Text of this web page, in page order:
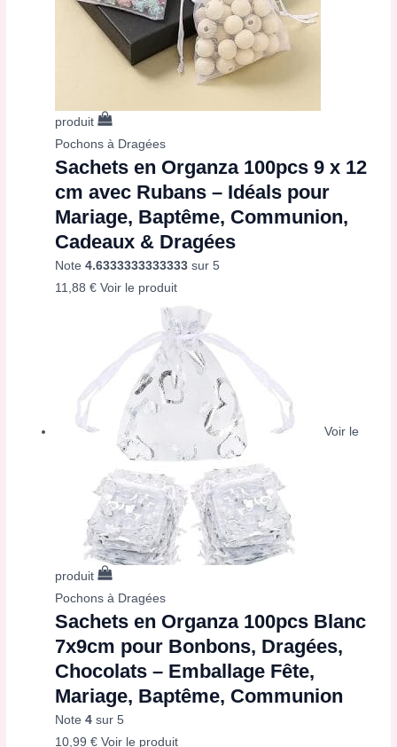
produit
Pochons à Dragées
Sachets en Organza 100pcs 9 x 12
cm avec Rubans – Idéals pour
Mariage, Baptême, Communion,
Cadeaux & Dragées
Note4.6333333333333 sur 5
11,88€ Voir le produit
Voir le
produit
Pochons à Dragées
Sachets en Organza 100pcs Blanc
7x9cm pour Bonbons, Dragées,
Chocolats – Emballage Fête,
Mariage, Baptême, Communion
Note4 sur 5
10,99€ Voir le produit